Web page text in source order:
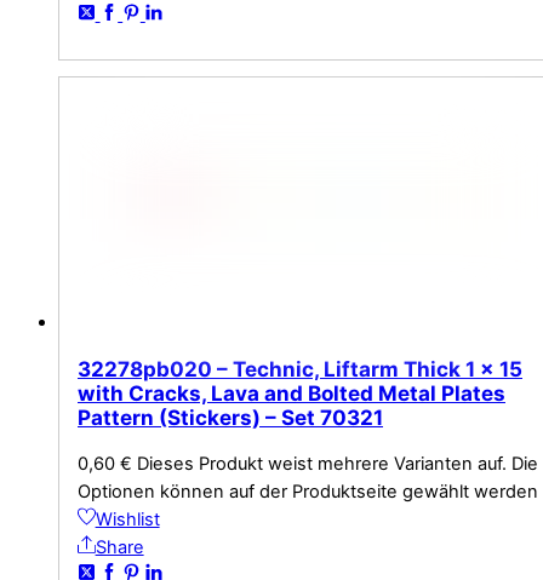
32278pb020 – Technic, Liftarm Thick 1 x 15
with Cracks, Lava and Bolted Metal Plates
Pattern (Stickers) – Set 70321
0,60 € Dieses Produkt weist mehrere Varianten auf. Die
Optionen können auf der Produktseite gewählt werden
Wishlist
Share